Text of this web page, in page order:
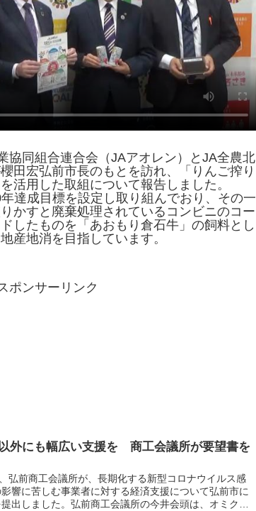
協同組合連合会（JAアオレン）とJA全農北
田宏弘前市長のもとを訪れ、「りんご搾り
活用した取組について報告しました。
達成目標を設定し取り組んでおり、その一
かすと廃棄処理されているコンビニのコー
したものを「あおもり倉石牛」の飼料とし
産地消を目指しています。
ポンサーリンク
外にも幅広い支援を 商工会議所が要望書を
弘前商工会議所が、長期化する新型コロナウイルス感
響に苦しむ事業者に対する経済支援について弘前市に
出しました。弘前商工会議所の今井会頭は、オミクロ